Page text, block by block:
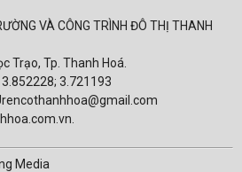
VÀ CÔNG TRÌNH ĐÔ THỊ THANH
Trạo, Tp. Thanh Hoá.
3.721193
Media